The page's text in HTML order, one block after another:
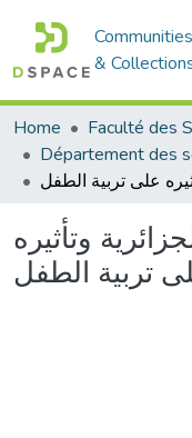
Communities
&
Home
وتأثيره
تربية الطفل